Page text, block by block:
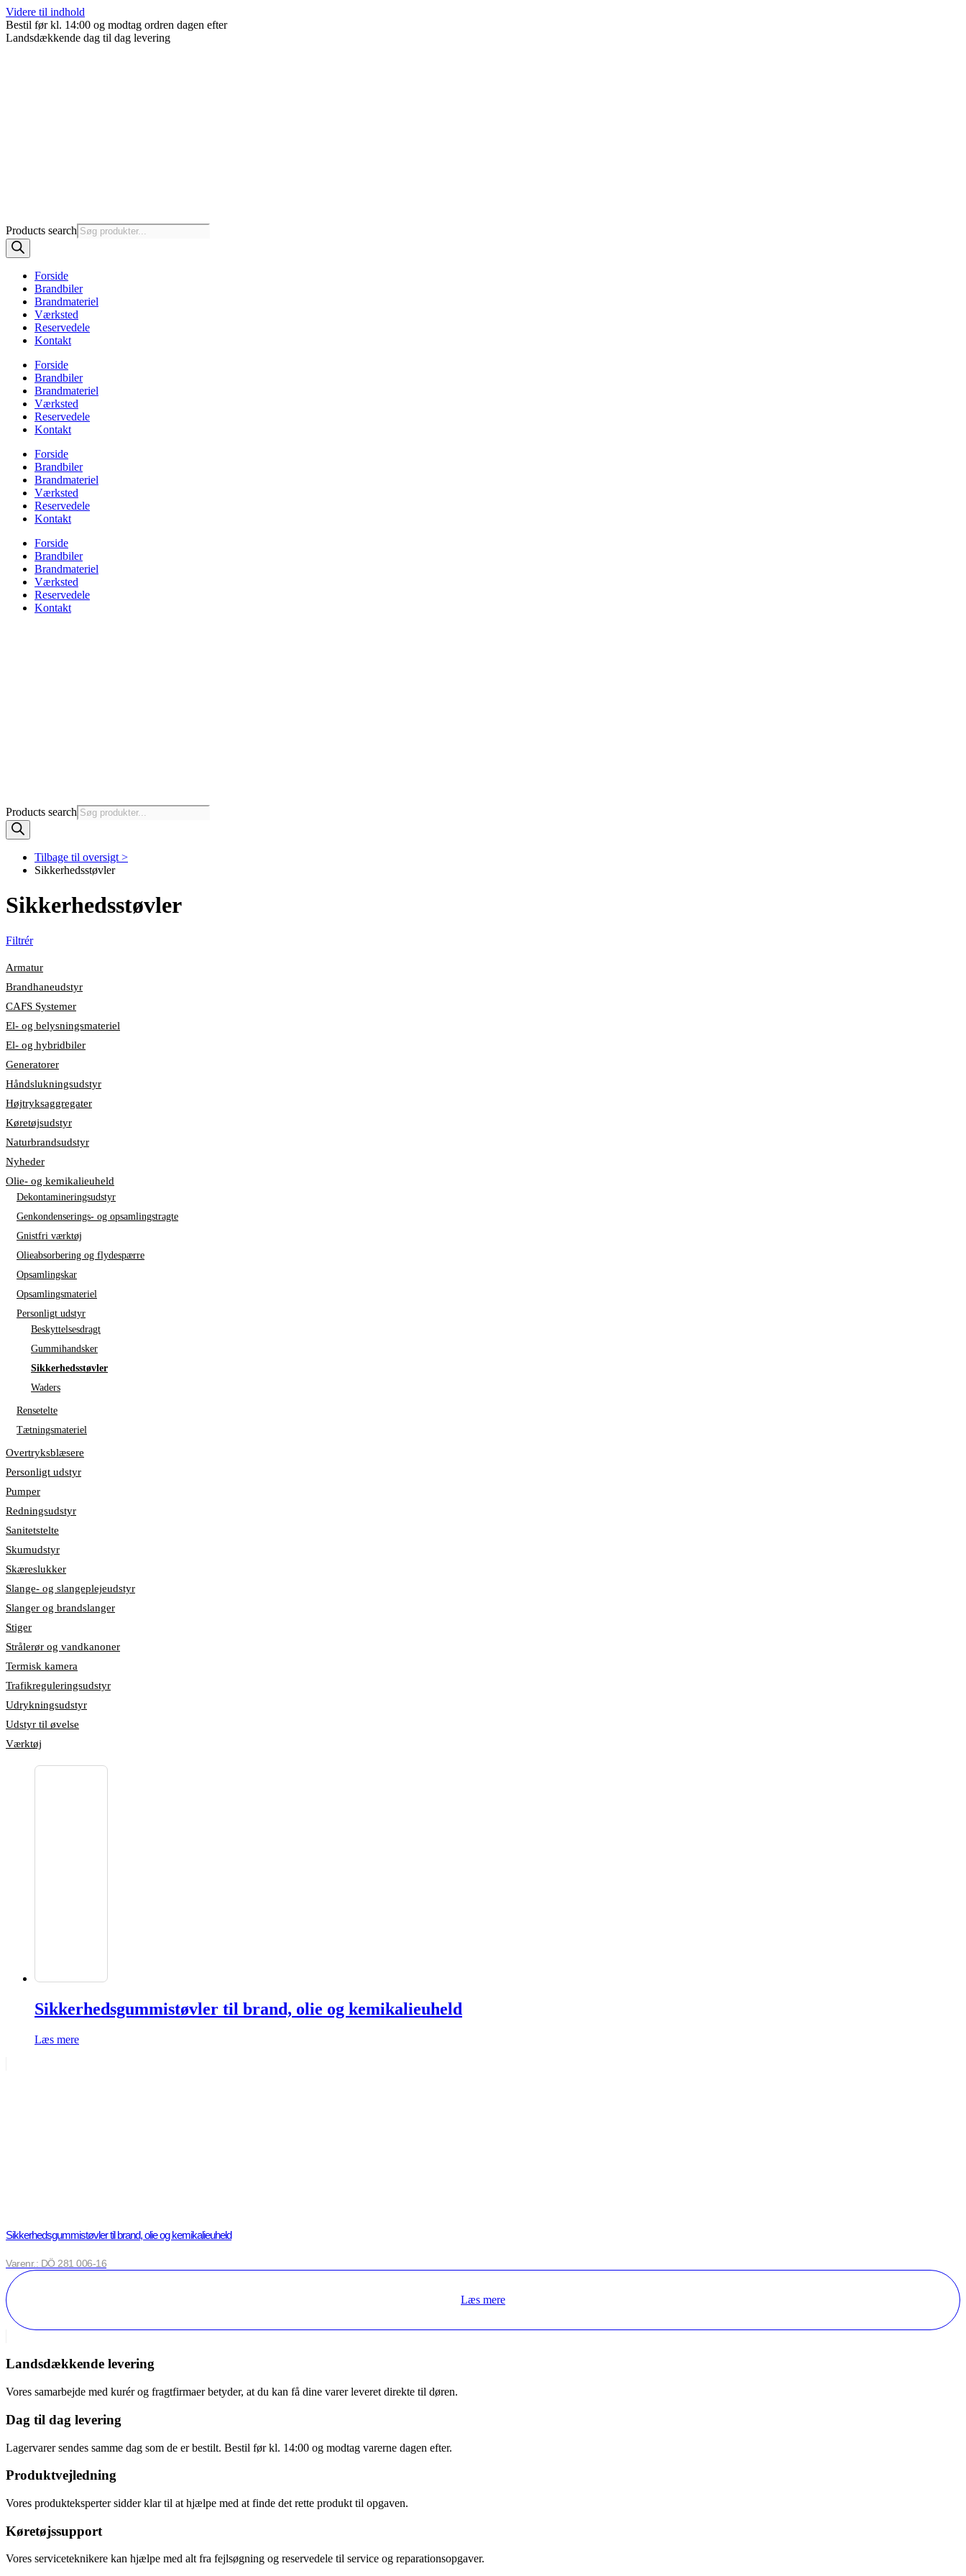
Videre til indhold
Bestil før kl. 14:00 og modtag ordren dagen efter
Landsdækkende dag til dag levering
Products search
Forside
Brandbiler
Brandmateriel
Værksted
Reservedele
Kontakt
Forside
Brandbiler
Brandmateriel
Værksted
Reservedele
Kontakt
Forside
Brandbiler
Brandmateriel
Værksted
Reservedele
Kontakt
Forside
Brandbiler
Brandmateriel
Værksted
Reservedele
Kontakt
Products search
Tilbage til oversigt >
Sikkerhedsstøvler
Sikkerhedsstøvler
Filtrér
Armatur
Brandhaneudstyr
CAFS Systemer
El- og belysningsmateriel
El- og hybridbiler
Generatorer
Håndslukningsudstyr
Højtryksaggregater
Køretøjsudstyr
Naturbrandsudstyr
Nyheder
Olie- og kemikalieuheld
Dekontamineringsudstyr
Genkondenserings- og opsamlingstragte
Gnistfri værktøj
Olieabsorbering og flydespærre
Opsamlingskar
Opsamlingsmateriel
Personligt udstyr
Beskyttelsesdragt
Gummihandsker
Sikkerhedsstøvler
Waders
Rensetelte
Tætningsmateriel
Overtryksblæsere
Personligt udstyr
Pumper
Redningsudstyr
Sanitetstelte
Skumudstyr
Skæreslukker
Slange- og slangeplejeudstyr
Slanger og brandslanger
Stiger
Strålerør og vandkanoner
Termisk kamera
Trafikreguleringsudstyr
Udrykningsudstyr
Udstyr til øvelse
Værktøj
Sikkerhedsgummistøvler til brand, olie og kemikalieuheld
Læs mere
Sikkerhedsgummistøvler til brand, olie og kemikalieuheld
Varenr.: DÖ 281 006-16
Læs mere
Landsdækkende levering
Vores samarbejde med kurér og fragtfirmaer betyder, at du kan få dine varer leveret direkte til døren.
Dag til dag levering
Lagervarer sendes samme dag som de er bestilt. Bestil før kl. 14:00 og modtag varerne dagen efter.
Produktvejledning
Vores produkteksperter sidder klar til at hjælpe med at finde det rette produkt til opgaven.
Køretøjssupport
Vores serviceteknikere kan hjælpe med alt fra fejlsøgning og reservedele til service og reparationsopgaver.